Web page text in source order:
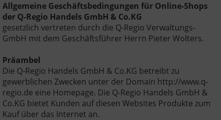
Allgemeine Geschäftsbedingungen für Online-Shops
der Q-Regio Handels GmbH & Co.KG
gesetzlich vertreten durch die Q-Regio Verwaltungs-
GmbH mit dem Geschäftsführer Herrn Pieter Wolters.
Präambel
Die Q-Regio Handels GmbH & Co.KG betreibt zu
gewerblichen Zwecken unter der Domain http://www.q-
regio.de eine Homepage. Die Q-Regio Handels GmbH &
Co.KG bietet Kunden auf diesen Websites Produkte zum
Kauf über das Internet an.